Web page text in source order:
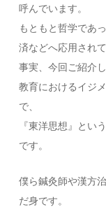
呼んでいます。
もともと哲学であ
済などへ応用され
事実、今回ご紹介
教育におけるイジ
で、
『東洋思想』とい
です。
僕ら鍼灸師や漢方
だ身です。